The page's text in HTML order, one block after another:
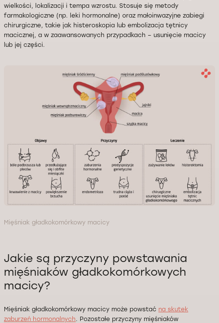
wielkości, lokalizacji i tempa wzrostu. Stosuje się metody
farmakologiczne (np. leki hormonalne) oraz małoinwazyjne zabiegi
chirurgiczne, takie jak histeroskopia lub embolizacja tętnicy
macicznej, a w zaawansowanych przypadkach – usunięcie macicy
lub jej części.
Mięśniak gładkokomórkowy macicy
Jakie są przyczyny powstawania
mięśniaków gładkokomórkowych
macicy?
Mięśniak gładkokomórkowy macicy może powstać na skutek
zaburzeń hormonalnych. Pozostałe przyczyny mięśniaków